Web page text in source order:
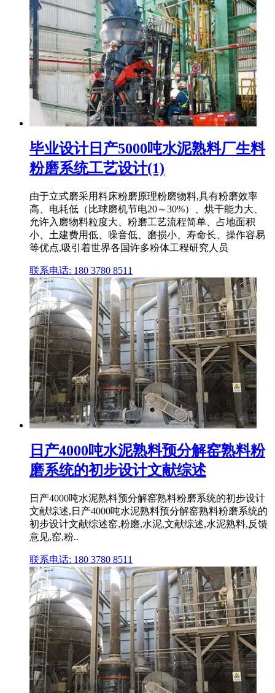
毕业设计日产5000吨水泥熟料厂生料
粉磨系统工艺设计(1)
由于立式磨采用料床粉磨原理粉磨物料,具有粉磨效率
高、电耗低（比球磨机节电20～30%）、烘干能力大、
允许入磨物料粒度大、粉磨工艺流程简单、占地面积
小、土建费用低、噪音低、磨损小、寿命长、操作容易
等优点,吸引着世界各国许多粉体工程研究人员
联系电话: 180 3780 8511
日产4000吨水泥熟料预分解窑熟料粉
磨系统的初步设计文献综述
日产4000吨水泥熟料预分解窑熟料粉磨系统的初步设计
文献综述,日产4000吨水泥熟料预分解窑熟料粉磨系统的
初步设计文献综述窑,粉磨,水泥,文献综述,水泥熟料,反馈
意见,窑,粉..
联系电话: 180 3780 8511